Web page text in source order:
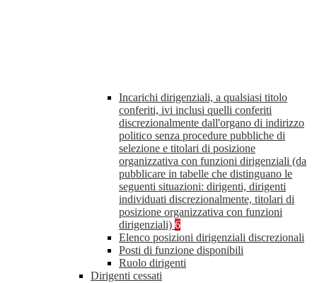
Incarichi dirigenziali, a qualsiasi titolo
conferiti, ivi inclusi quelli conferiti
discrezionalmente dall'organo di indirizzo
politico senza procedure pubbliche di
selezione e titolari di posizione
organizzativa con funzioni dirigenziali (da
pubblicare in tabelle che distinguano le
seguenti situazioni: dirigenti, dirigenti
individuati discrezionalmente, titolari di
posizione organizzativa con funzioni
dirigenziali) 6
Elenco posizioni dirigenziali discrezionali
Posti di funzione disponibili
Ruolo dirigenti
Dirigenti cessati